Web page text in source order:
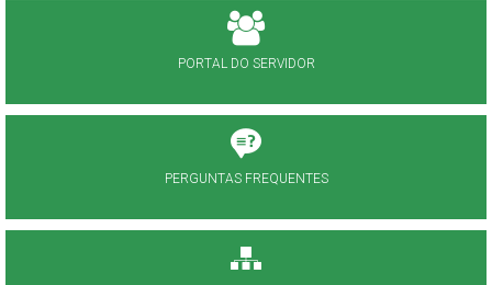
PORTAL DO SERVIDOR
PERGUNTAS FREQUENTES